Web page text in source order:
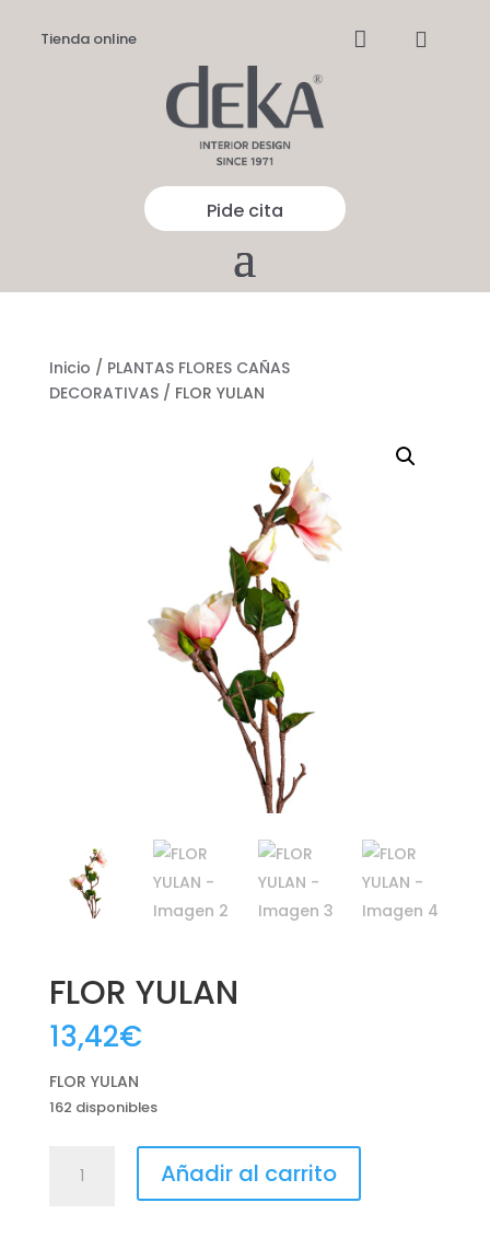
Tienda online  
Pide cita
Inicio / PLANTAS FLORES CAÑAS
DECORATIVAS/ FLOR YULAN
FLOR YULAN
13,42€
FLOR YULAN
162 disponibles
YULAN
Añadir al carrito